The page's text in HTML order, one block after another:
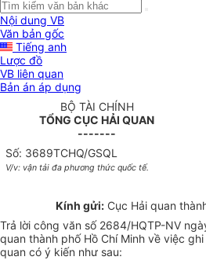
Nội dung VB
Văn bản gốc
Tiếng anh
Lược đồ
VB liên quan
Bản án áp dụng
BỘ TÀI CHÍNH
TỔNG CỤC HẢI QUAN
-------
Số: 3689TCHQ/GSQL
V/v: vận tải đa phương thức quốc tế.
Kính gửi: Cục Hải quan
Trả lời công văn số 2684/HQTP-NV
quan thành phố Hồ Chí Minh về việc
quan có ý kiến như sau: